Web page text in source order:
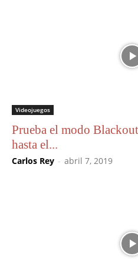
Videojuegos
Prueba el modo
hasta el...
Carlos Rey - abril 7, 2019